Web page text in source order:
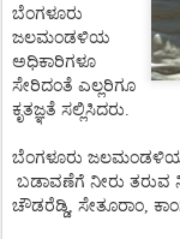
ಬೆಂಗಳೂರು
ಜಲಮಂಡಳಿಯ
ಅಧಿಕಾರಿಗಳೂ
ಸೇರಿದಂತೆ ಎಲ್ಲರಿಗೂ
ಕೃತಜ್ಞತೆ ಸಲ್ಲಿಸಿದರು.
ಬೆಂಗಳೂರು
ಬಡಾವಣೆಗೆ ನೀರು ತರುವ
ಚೌಡರೆಡ್ಡಿ, ಸೇತೂರಾಂ,